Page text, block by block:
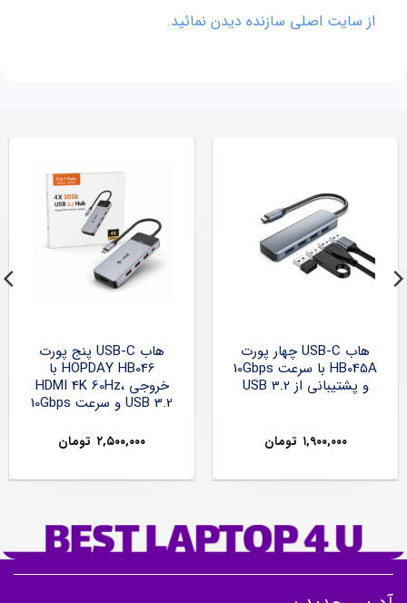
از سایت اصلی سازنده دیدن نمائید.
هاب USB-C چهار پورت
HB045A با سرعت 10Gbps
و پشتیبانی از USB 3.2
۱,۹۰۰,۰۰۰ تومان
هاب USB-C پنج پورت
HOPDAY HB046 با
خروجی HDMI 4K 60Hz،
USB 3.2 و سرعت 10Gbps
۲,۵۰۰,۰۰۰ تومان